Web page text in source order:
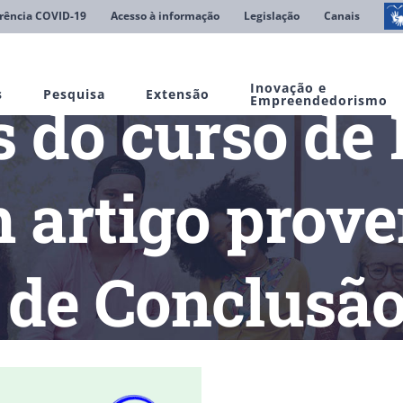
COVID-19 Acesso à informação Legislação Canais
Pesquisa Extensão Inovação e
Empreendedorismo
do curso
artigo